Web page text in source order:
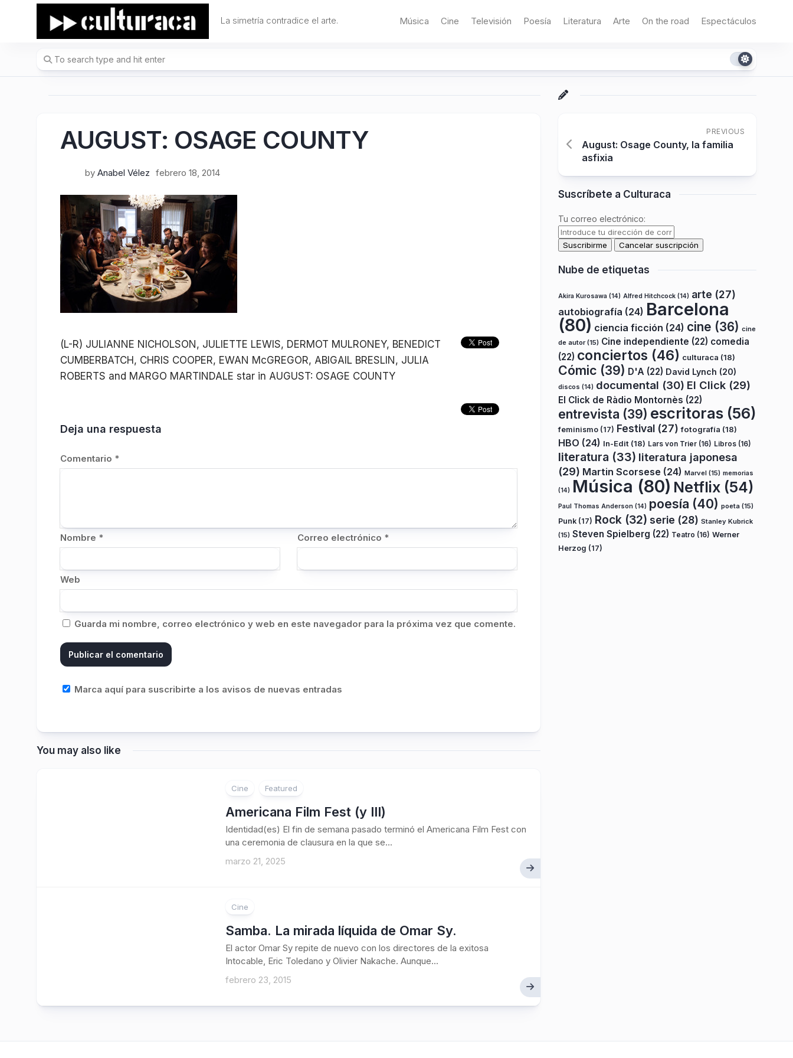
La simetría contradice el arte. Música Cine Televisión Poesía Literatura Arte On the road Espectáculos
AUGUST: OSAGE COUNTY
by Anabel Vélez febrero 18, 2014
(L-R) JULIANNE NICHOLSON, JULIETTE LEWIS, DERMOT MULRONEY, BENEDICT
CUMBERBATCH, CHRIS COOPER, EWAN McGREGOR, ABIGAIL BRESLIN, JULIA
ROBERTS and MARGO MARTINDALE star in AUGUST: OSAGE COUNTY
Deja una respuesta
Comentario *
Nombre * Correo electrónico *
Web
Guarda mi nombre, correo electrónico y web en este navegador para la próxima vez que comente.
Marca aquí para suscribirte a los avisos de nuevas entradas
You may also like
Cine Featured
Americana Film Fest (y III)
Identidad(es) El fin de semana pasado terminó el Americana Film Fest con
una ceremonia de clausura en la que se...
marzo 21, 2025
Cine
Samba. La mirada líquida de Omar Sy.
El actor Omar Sy repite de nuevo con los directores de la exitosa
Intocable, Eric Toledano y Olivier Nakache. Aunque...
febrero 23, 2015
PREVIOUS
August: Osage County, la familia
asfixia
Suscríbete a Culturaca
Tu correo electrónico:
Nube de etiquetas
Akira Kurosawa (14) Alfred Hitchcock (14) arte (27)
autobiografía (24) Barcelona
(80) ciencia ficción (24) cine (36) cine
de autor(15) Cine independiente (22) comedia
(22) conciertos (46) culturaca (18)
Cómic (39) D'A (22) David Lynch (20)
discos (14) documental (30) El Click (29)
El Click de Ràdio Montornès (22)
entrevista (39) escritoras (56)
feminismo (17) Festival (27) fotografía (18)
HBO (24) In-Edit (18) Lars von Trier (16) Libros (16)
literatura (33) literatura japonesa
(29) Martin Scorsese (24) Marvel (15) memorias
(14) Música (80) Netflix (54)
Paul Thomas Anderson (14) poesía (40) poeta (15)
Punk (17) Rock (32) serie (28) Stanley Kubrick
(15) Steven Spielberg (22) Teatro (16) Werner
Herzog (17)